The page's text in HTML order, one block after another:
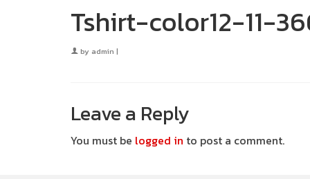
Tshirt-color12-11-
by admin |
Leave a Reply
You must be logged in to post a comment.